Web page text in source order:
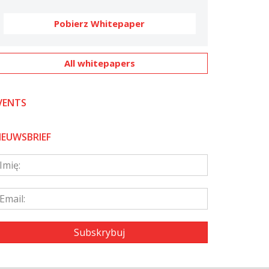
Pobierz Whitepaper
All whitepapers